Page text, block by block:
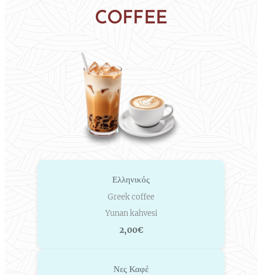
COFFEE
Ελληνικός
Greek coffee
Yunan kahvesi
2,00€
Νες Καφέ